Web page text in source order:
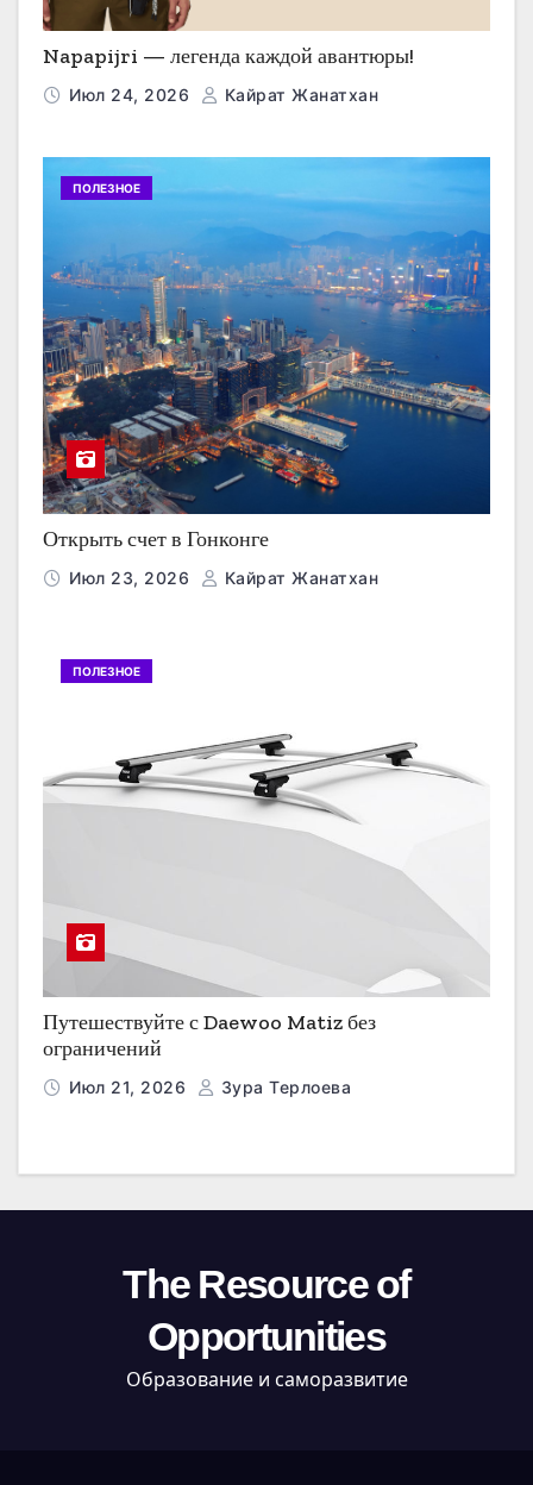
Napapijri — легенда каждой авантюры!
Июл 24, 2026 Кайрат Жанатхан
ПОЛЕЗНОЕ
Открыть счет в Гонконге
Июл 23, 2026 Кайрат Жанатхан
ПОЛЕЗНОЕ
Путешествуйте с Daewoo Matiz без
ограничений
Июл 21, 2026 Зура Терлоева
The Resource of
Opportunities
Образование и саморазвитие